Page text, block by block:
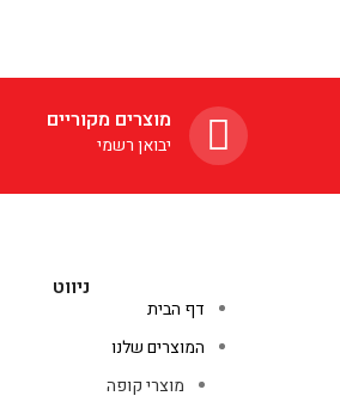
מוצרים מקוריים
יבואן רשמי
ניווט
דף הבית
המוצרים שלנו
מוצרי קופה